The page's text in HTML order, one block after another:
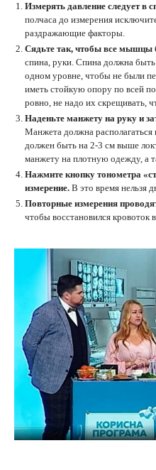
Измерять давление следует в
полчаса до измерения
раздражающие факторы.
Сядьте так, чтобы все мышцы
спина, руки. Спина должна
одном уровне, чтобы не были
иметь стойкую опору по всей
ровно, не надо их скрещивать,
Наденьте манжету на руку и
Манжета должна
должен быть на 2-3 см выше
манжету на плотную одежду, а
Нажмите кнопку тонометра
измерение. В это время нельзя
Повторные измерения
чтобы восстановился кровоток